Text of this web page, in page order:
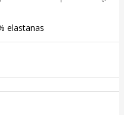
elastanas